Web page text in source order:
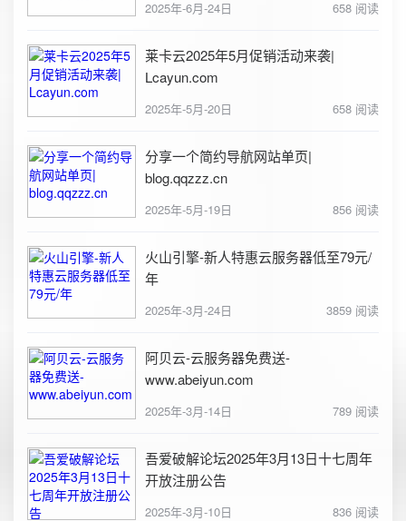
2025年-6月-24日 658 阅读
莱卡云2025年5月促销活动来袭|
Lcayun.com
2025年-5月-20日 658 阅读
分享一个简约导航网站单页|
blog.qqzzz.cn
2025年-5月-19日 856 阅读
火山引擎-新人特惠云服务器低至79元/
年
2025年-3月-24日 3859 阅读
阿贝云-云服务器免费送-
www.abeiyun.com
2025年-3月-14日 789 阅读
吾爱破解论坛2025年3月13日十七周年
开放注册公告
2025年-3月-10日 836 阅读